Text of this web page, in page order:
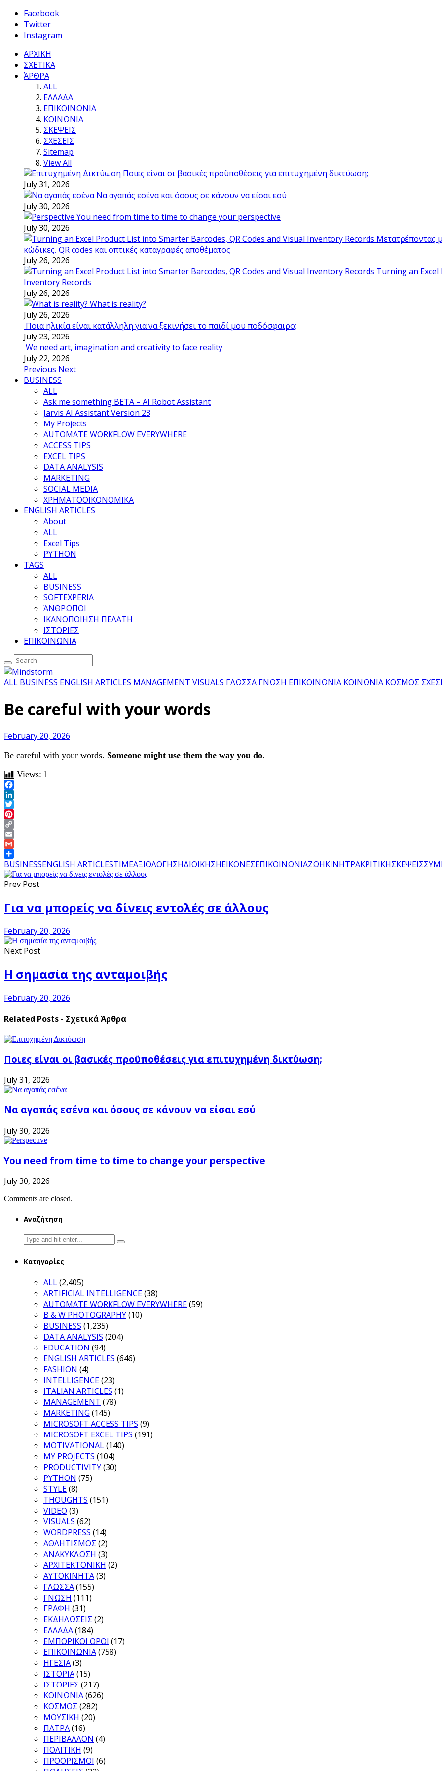
Facebook
Twitter
Instagram
ΑΡΧΙΚΗ
ΣΧΕΤΙΚΑ
ΆΡΘΡΑ
ALL
ΕΛΛΑΔΑ
ΕΠΙΚΟΙΝΩΝΙΑ
ΚΟΙΝΩΝΙΑ
ΣΚΕΨΕΙΣ
ΣΧΕΣΕΙΣ
Sitemap
View All
Ποιες είναι οι βασικές προϋποθέσεις για επιτυχημένη δικτύωση;
July 31, 2026
Να αγαπάς εσένα και όσους σε κάνουν να είσαι εσύ
July 30, 2026
You need from time to time to change your perspective
July 30, 2026
Μετατρέποντας
κώδικες, QR codes και οπτικές καταγραφές αποθέματος
July 26, 2026
Turning an Excel
Inventory Records
July 26, 2026
What is reality?
July 26, 2026
Ποια ηλικία είναι κατάλληλη για να ξεκινήσει το παιδί μου ποδόσφαιρο;
July 23, 2026
We need art, imagination and creativity to face reality
July 22, 2026
Previous Next
BUSINESS
ALL
Ask me something BETA – AI Robot Assistant
Jarvis AI Assistant Version 23
My Projects
AUTOMATE WORKFLOW EVERYWHERE
ACCESS TIPS
EXCEL TIPS
DATA ANALYSIS
MARKETING
SOCIAL MEDIA
ΧΡΗΜΑΤΟΟΙΚΟΝΟΜΙΚΑ
ENGLISH ARTICLES
About
ALL
Excel Tips
PYTHON
TAGS
ALL
BUSINESS
SOFTEXPERIA
ΆΝΘΡΩΠΟΙ
ΙΚΑΝΟΠΟΙΗΣΗ ΠΕΛΑΤΗ
ΙΣΤΟΡΙΕΣ
ΕΠΙΚΟΙΝΩΝΙΑ
ALL BUSINESS ENGLISH ARTICLES MANAGEMENT VISUALS ΓΛΩΣΣΑ ΓΝΩΣΗ ΕΠΙΚΟΙΝΩΝΙΑ ΚΟΙΝΩΝΙΑ ΚΟΣΜΟΣ
Be careful with your words
February 20, 2026
Be careful with your words. Someone might use them the way you do.
Views: 1
Facebook
LinkedIn
Twitter
Pinterest
Copy
Link
Email
Gmail
Share
BUSINESSENGLISH ARTICLESTIMEΑΞΙΟΛΟΓΗΣΗΔΙΟΙΚΗΣΗΕΙΚΟΝΕΣΕΠΙΚΟΙΝΩΝΙΑΖΩΗΚΙΝΗΤΡΑΚΡΙΤΙΚΗΣΚΕΨΕΙΣ
Prev Post
Για να μπορείς να δίνεις εντολές σε άλλους
February 20, 2026
Next Post
Η σημασία της ανταμοιβής
February 20, 2026
Related Posts - Σχετικά Άρθρα
Ποιες είναι οι βασικές προϋποθέσεις για επιτυχημένη δικτύωση;
July 31, 2026
Να αγαπάς εσένα και όσους σε κάνουν να είσαι εσύ
July 30, 2026
You need from time to time to change your perspective
July 30, 2026
Comments are closed.
Αναζήτηση
Search
for:
Κατηγορίες
ALL(2,405)
ARTIFICIAL INTELLIGENCE(38)
AUTOMATE WORKFLOW EVERYWHERE(59)
B & W PHOTOGRAPHY(10)
BUSINESS (1,235)
DATA ANALYSIS (204)
EDUCATION (94)
ENGLISH ARTICLES (646)
FASHION (4)
INTELLIGENCE(23)
ITALIAN ARTICLES (1)
MANAGEMENT (78)
MARKETING (145)
MICROSOFT ACCESS TIPS (9)
MICROSOFT EXCEL TIPS (191)
MOTIVATIONAL(140)
MY PROJECTS (104)
PRODUCTIVITY(30)
PYTHON (75)
STYLE(8)
THOUGHTS (151)
VIDEO (3)
VISUALS (62)
WORDPRESS (14)
ΑΘΛΗΤΙΣΜΟΣ (2)
ΑΝΑΚΥΚΛΩΣΗ (3)
ΑΡΧΙΤΕΚΤΟΝΙΚΗ (2)
ΑΥΤΟΚΙΝΗΤΑ(3)
ΓΛΩΣΣΑ(155)
ΓΝΩΣΗ (111)
ΓΡΑΦΗ (31)
ΕΚΔΗΛΩΣΕΙΣ (2)
ΕΛΛΑΔΑ(184)
ΕΜΠΟΡΙΚΟΙ ΟΡΟΙ (17)
ΕΠΙΚΟΙΝΩΝΙΑ(758)
ΗΓΕΣΙΑ(3)
ΙΣΤΟΡΙΑ(15)
ΙΣΤΟΡΙΕΣ (217)
ΚΟΙΝΩΝΙΑ(626)
ΚΟΣΜΟΣ (282)
ΜΟΥΣΙΚΗ (20)
ΠΑΤΡΑ(16)
ΠΕΡΙΒΑΛΛΟΝ (4)
ΠΟΛΙΤΙΚΗ (9)
ΠΡΟΟΡΙΣΜΟΙ (6)